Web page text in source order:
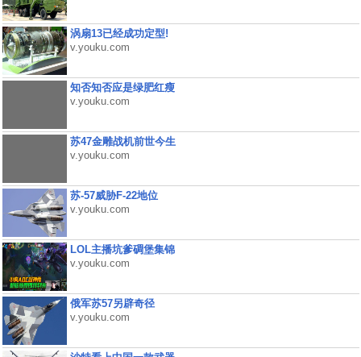
涡扇13已经成功定型!
v.youku.com
知否知否应是绿肥红瘦
v.youku.com
苏47金雕战机前世今生
v.youku.com
苏-57威胁F-22地位
v.youku.com
LOL主播坑爹碉堡集锦
v.youku.com
俄军苏57另辟奇径
v.youku.com